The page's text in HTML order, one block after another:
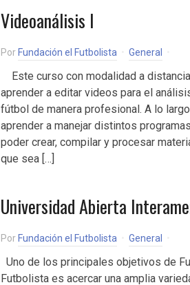
Videoanálisis I
Por Fundación el Futbolista General
Este curso con modalidad a
aprender a editar videos para el
fútbol de manera profesional. A lo
aprender a manejar distintos
poder crear, compilar y procesar
que sea […]
Universidad Abierta
Por Fundación el Futbolista General
Uno de los principales objetivos de
Futbolista es acercar una amplia